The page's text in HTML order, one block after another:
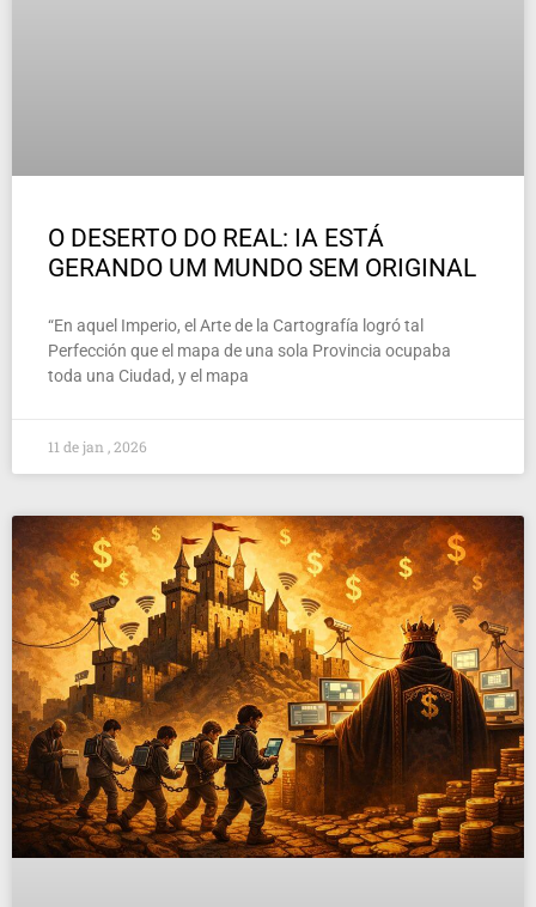
O DESERTO DO REAL: IA ESTÁ
GERANDO UM MUNDO SEM ORIGINAL
“En aquel Imperio, el Arte de la Cartografía logró tal
Perfección que el mapa de una sola Provincia ocupaba
toda una Ciudad, y el mapa
11 de jan , 2026